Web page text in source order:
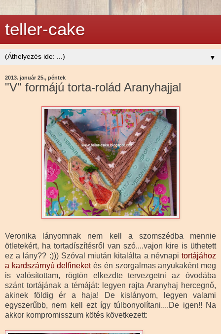
teller-cake
▼
2013. január 25., péntek
"V" formájú torta-rolád Aranyhajjal
Veronika lányomnak nem kell a szomszédba mennie
ötletekért, ha tortadíszítésről van szó....vajon kire is üthetett
ez a lány?? :))) Szóval miután kitalálta a névnapi tortájához
a kardszárnyú delfineketés én szorgalmas anyukaként meg
is valósítottam, rögtön elkezdte tervezgetni az óvodába
szánt tortájának a témáját: legyen rajta Aranyhaj hercegnő,
akinek földig ér a haja! De kislányom, legyen valami
egyszerűbb, nem kell ezt így túlbonyolítani....De igen!! Na
akkor kompromisszum kötés következett: